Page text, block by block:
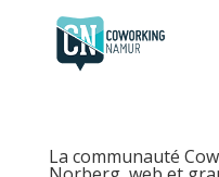
La communauté